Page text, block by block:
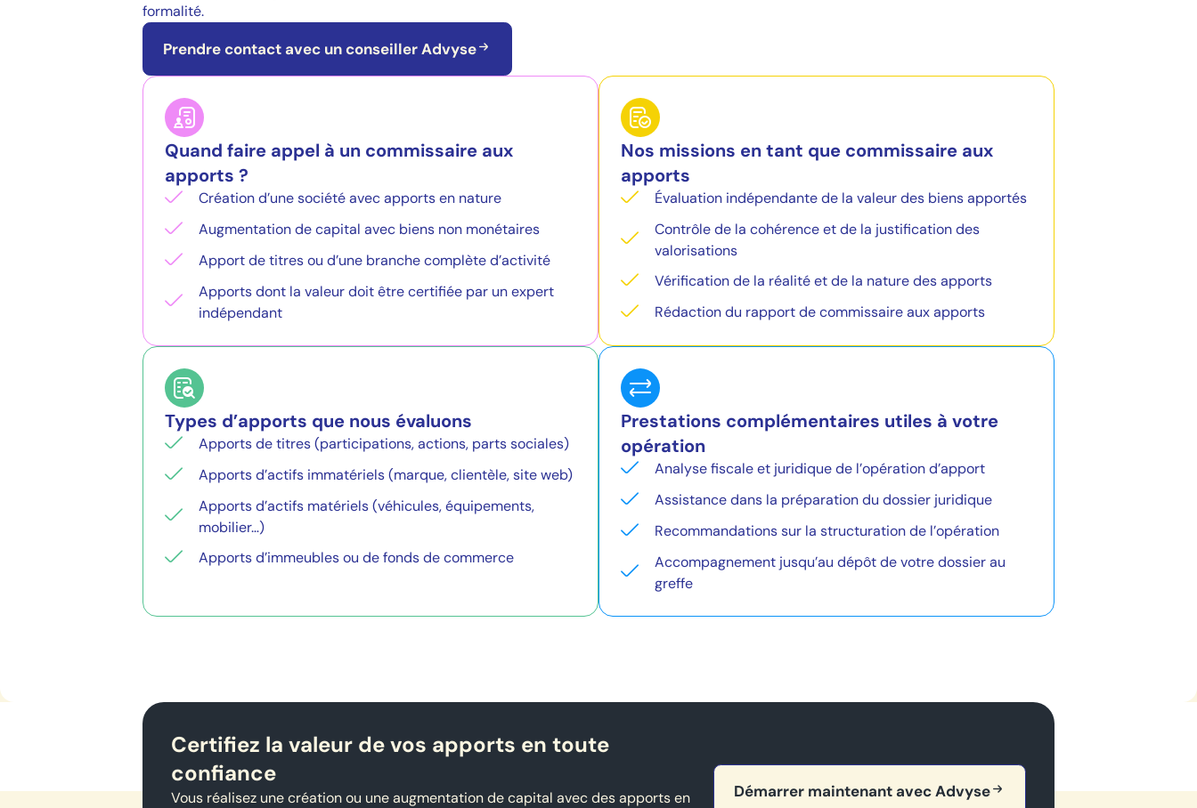
formalité.
Prendre contact avec un conseiller Advyse
Quand faire appel à un commissaire aux
apports ?
Création d’une société avec apports en nature
Augmentation de capital avec biens non monétaires
Apport de titres ou d’une branche complète d’activité
Apports dont la valeur doit être certifiée par un expert
indépendant
Nos missions en tant que commissaire aux
apports
Évaluation indépendante de la valeur des biens apportés
Contrôle de la cohérence et de la justification des
valorisations
Vérification de la réalité et de la nature des apports
Rédaction du rapport de commissaire aux apports
Types d’apports que nous évaluons
Apports de titres (participations, actions, parts sociales)
Apports d’actifs immatériels (marque, clientèle, site web)
Apports d’actifs matériels (véhicules, équipements,
mobilier…)
Apports d’immeubles ou de fonds de commerce
Prestations complémentaires utiles à votre
opération
Analyse fiscale et juridique de l’opération d’apport
Assistance dans la préparation du dossier juridique
Recommandations sur la structuration de l’opération
Accompagnement jusqu’au dépôt de votre dossier au
greffe
Certifiez la valeur de vos apports en toute
confiance
Vous réalisez une création ou une augmentation de capital avec des apports en
Démarrer maintenant avec Advyse